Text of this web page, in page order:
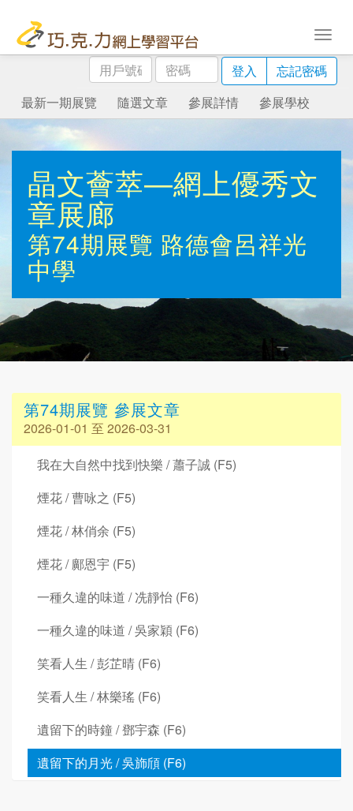
用
戶
號
碼
密
碼
登入
忘記密碼
最新一期展覽
隨選文章 參展詳情 參展學校
晶文薈萃—網上優秀文
章展廊
第74期展覽 路德會呂祥光
中學
第74期展覽 參展文章
2026-01-01 至 2026-03-31
我在大自然中找到快樂 / 蕭子誠 (F5)
煙花 / 曹咏之 (F5)
煙花 / 林俏余 (F5)
煙花 / 鄺恩宇 (F5)
一種久違的味道 / 冼靜怡 (F6)
一種久違的味道 / 吳家穎 (F6)
笑看人生 / 彭芷晴 (F6)
笑看人生 / 林樂瑤 (F6)
遺留下的時鐘 / 鄧宇森 (F6)
遺留下的月光 / 吳斾頎 (F6)